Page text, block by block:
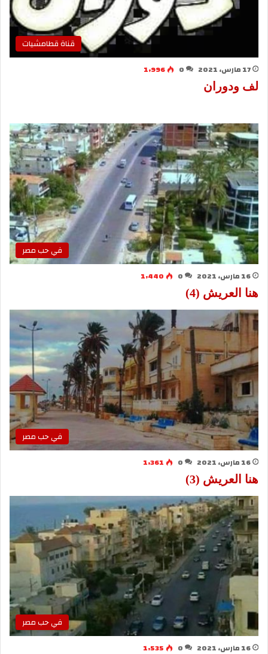
قناة قطامشيات
17 مارس، 2021 0
1٬996
لف ودوران
في حب مصر
16 مارس، 2021 0
1٬440
هنا العريش (4)
في حب مصر
16 مارس، 2021 0
1٬361
هنا العريش (3)
في حب مصر
16 مارس، 2021 0 1٬535